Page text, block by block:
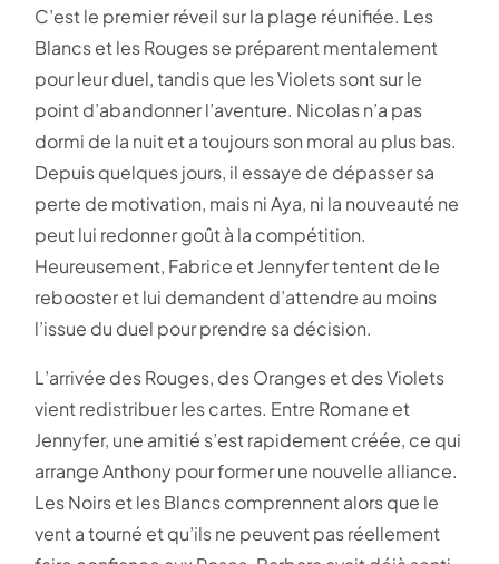
C’est le premier réveil sur la plage réunifiée. Les
Blancs et les Rouges se préparent mentalement
pour leur duel, tandis que les Violets sont sur le
point d’abandonner l’aventure. Nicolas n’a pas
dormi de la nuit et a toujours son moral au plus bas.
Depuis quelques jours, il essaye de dépasser sa
perte de motivation, mais ni Aya, ni la nouveauté ne
peut lui redonner goût à la compétition.
Heureusement, Fabrice et Jennyfer tentent de le
rebooster et lui demandent d’attendre au moins
l’issue du duel pour prendre sa décision.
L’arrivée des Rouges, des Oranges et des Violets
vient redistribuer les cartes. Entre Romane et
Jennyfer, une amitié s’est rapidement créée, ce qui
arrange Anthony pour former une nouvelle alliance.
Les Noirs et les Blancs comprennent alors que le
vent a tourné et qu’ils ne peuvent pas réellement